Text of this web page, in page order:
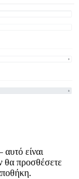
είναι
θα προσθέσετε